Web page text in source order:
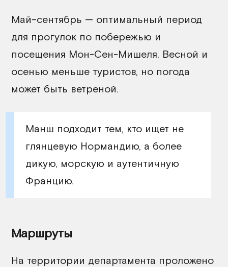
Май–сентябрь — оптимальный период
для прогулок по побережью и
посещения Мон-Сен-Мишеля. Весной и
осенью меньше туристов, но погода
может быть ветреной.
Манш подходит тем, кто ищет не
глянцевую Нормандию, а более
дикую, морскую и аутентичную
Францию.
Маршруты
На территории департамента проложено